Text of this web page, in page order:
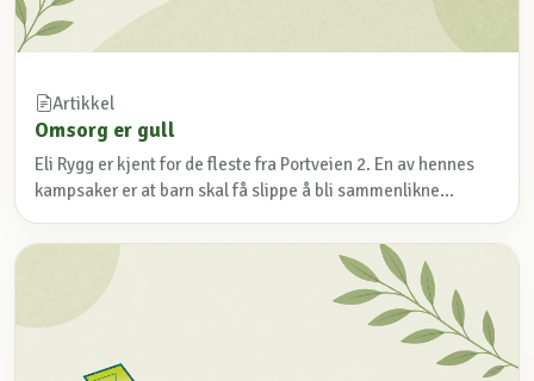
Artikkel
Omsorg er gull
Eli Rygg er kjent for de fleste fra Portveien 2. En av hennes
kampsaker er at barn skal få slippe å bli sammenlikne...